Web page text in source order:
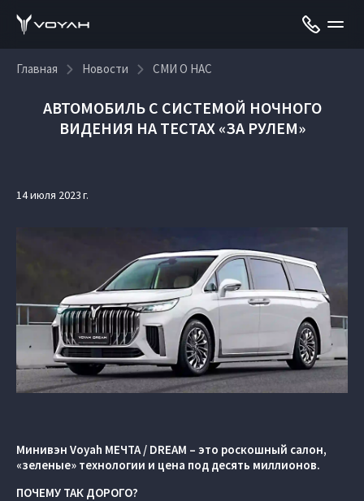
Главная Новости СМИ О НАС
АВТОМОБИЛЬ С СИСТЕМОЙ НОЧНОГО
ВИДЕНИЯ НА ТЕСТАХ «ЗА РУЛЕМ»
14 июля 2023 г.
Минивэн Voyah МЕЧТА / DREAM – это роскошный салон,
«зеленые» технологии и цена под десять миллионов.
ПОЧЕМУ ТАК ДОРОГО?